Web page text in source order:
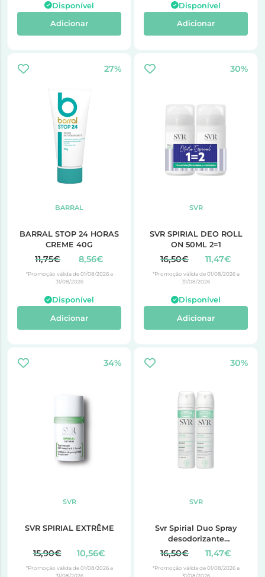
Disponível
Adicionar
Disponível
Adicionar
27%
BARRAL
BARRAL STOP 24 HORAS
CREME 40G
11,75€ 8,56€
*Promoção válida de 01/08/2026 a
31/08/2026
Disponível
Adicionar
30%
SVR
SVR SPIRIAL DEO ROLL
ON 50ML 2=1
16,50€ 11,47€
*Promoção válida de 01/08/2026 a
31/08/2026
Disponível
Adicionar
34%
SVR
SVR SPIRIAL EXTRÊME
15,90€ 10,56€
*Promoção válida de 01/08/2026 a
31/08/2026
30%
SVR
Svr Spirial Duo Spray
desodorizante
antitranspirante intensivo
2 x 75 ml
16,50€ 11,47€
*Promoção válida de 01/08/2026 a
31/08/2026